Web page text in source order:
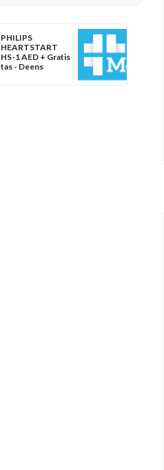
PHILIPS
HEARTSTART
HS-1 AED + Gratis
tas - Deens